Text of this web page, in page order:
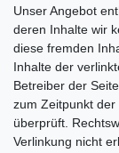
Unser Angebot
deren Inhalte wir
diese fremden
Inhalte der
Betreiber der
zum Zeitpunkt der
überprüft.
Verlinkung nicht